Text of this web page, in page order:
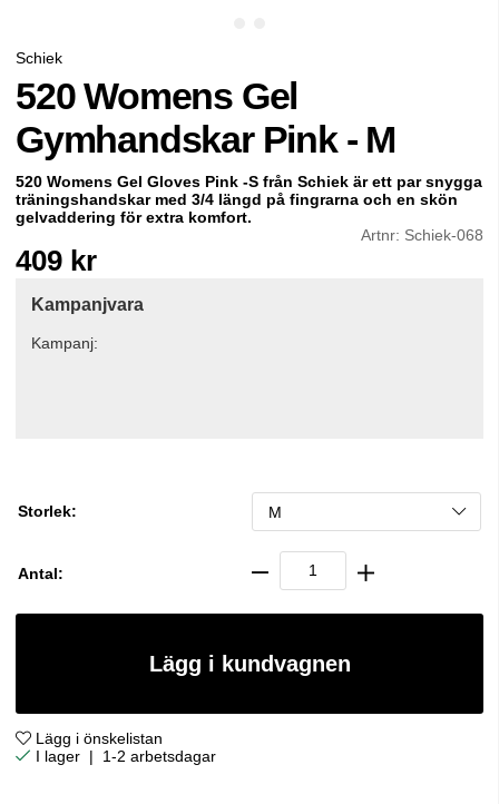
Schiek
520 Womens Gel
Gymhandskar Pink - M
520 Womens Gel Gloves Pink -S från Schiek är ett par snygga
träningshandskar med 3/4 längd på fingrarna och en skön
gelvaddering för extra komfort.
Artnr: Schiek-068
409 kr
Kampanjvara
Kampanj:
Storlek:
Antal:
Lägg i kundvagnen
Lägg i önskelistan
| 1-2 arbetsdagar